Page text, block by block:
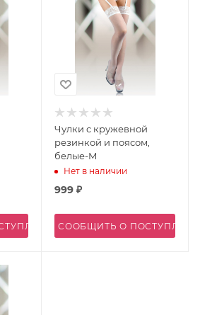
Чулки с кружевной
резинкой и поясом,
белые-M
Нет в наличии
999 ₽
СООБЩИТЬ О